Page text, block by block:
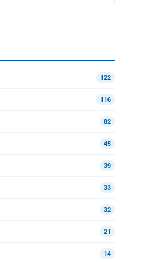
122
116
82
45
39
33
32
21
14